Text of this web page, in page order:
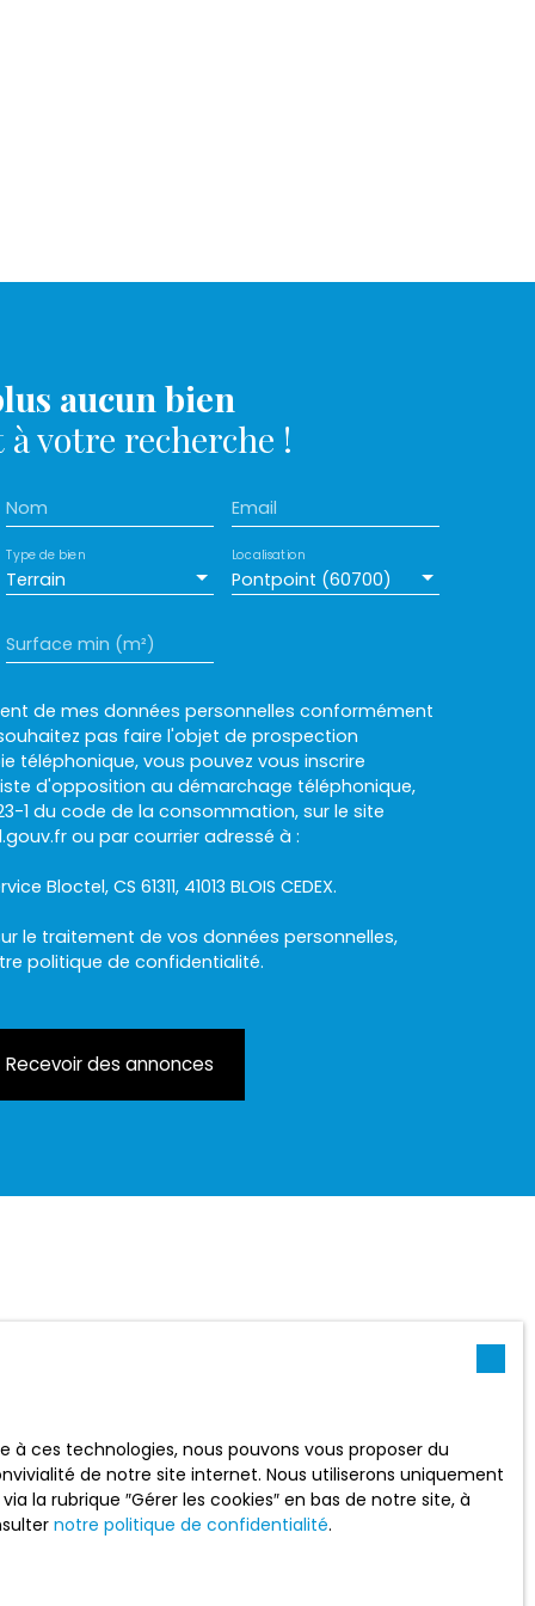
aucun bien
votre recherche !
Nom Email
Terrain
Type de bien
Pontpoint (60700)
Localisation
Surface min (m²)
de mes données personnelles conformément
souhaitez pas faire l'objet de prospection
téléphonique, vous pouvez vous inscrire
d'opposition au démarchage téléphonique,
1 du code de la consommation, sur le site
ou par courrier adressé à :
Bloctel, CS 61311, 41013 BLOIS CEDEX.
le traitement de vos données personnelles,
politique de confidentialité.
Recevoir des annonces
ces technologies, nous pouvons vous proposer du
de notre site internet. Nous utiliserons uniquement
la rubrique ″Gérer les cookies″ en bas de notre site, à
notre politique de confidentialité.